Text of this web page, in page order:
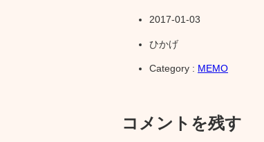
2017-01-03
ひかげ
Category : MEMO
コメントを残す